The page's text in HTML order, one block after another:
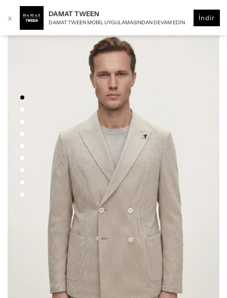
x DAMAT TWEEN
DAMAT TWEEN MOBIL UYGULAMASINDAN DEVAM EDIN
İndir